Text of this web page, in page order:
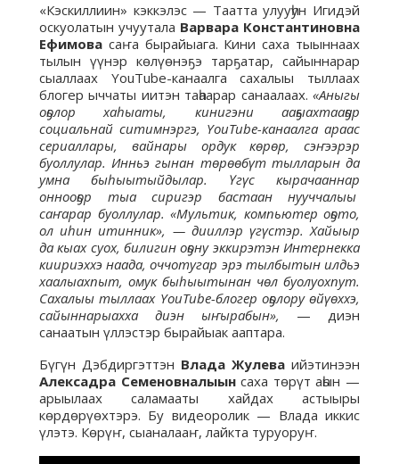
«Кэскиллиин» кэккэлэс — Таатта улууһун Игидэй
оскуолатын учуутала Варвара Константиновна
Ефимова саҥа бырайыага. Кини саха тыыннаах
тылын үүнэр көлүөнэҕэ тарҕатар, сайыннарар
сыаллаах YouTube-канаалга сахалыы тыллаах
блогер ыччаты иитэн таһаарар санаалаах. «Аныгы
оҕолор хаһыаты, кинигэни ааҕыахтааҕар
социальнай ситимнэргэ, YouTube-канаалга араас
сериаллары, вайнары ордук көрөр, сэҥээрэр
буоллулар. Инньэ гынан төрөөбүт тылларын да
умна быһыытыйдылар. Үгүс кырачааннар
оннооҕор тыа сиригэр бастаан нууччалыы
саҥарар буоллулар. «Мультик, компьютер оҕото,
ол иһин итинник», — дииллэр үгүстэр. Хайыыр
да кыах суох, билигин оҕону эккирэтэн Интернекка
киириэххэ наада, оччотугар эрэ тылбытын илдьэ
хаалыахпыт, омук быһыытынан чөл буолуохпут.
Сахалыы тыллаах YouTube-блогер оҕолору өйүөххэ,
сайыннарыахха диэн ыҥырабын», — диэн
санаатын үллэстэр бырайыак ааптара.
Бүгүн Дэбдиргэттэн Влада Жулева ийэтинээн
Алексадра Семеновналыынсаха төрүт аһын —
арыылаах саламааты хайдах астыыры
көрдөрүөхтэрэ. Бу видеоролик — Влада иккис
үлэтэ. Көрүҥ, сыаналааҥ, лайкта туруоруҥ.